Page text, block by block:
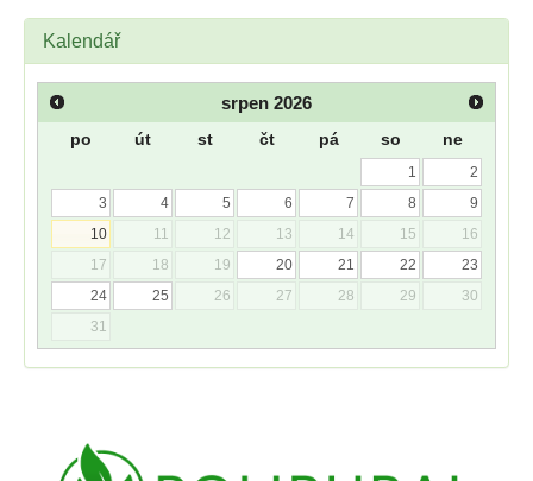
Kalendář
srpen 2026
po út st čt pá so ne
1
2
3
4 5 6 7 8
9
10
11 12 13 14 15
16
17
18 19 20 21 22
23
24
25 26 27 28 29
30
31